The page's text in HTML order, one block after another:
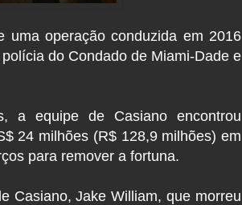
uma operação conduzida em 2016
do Condado de Miami-Dade e
a equipe de Casiano encontrou
24 milhões (R$ 128,9 milhões) em
para remover a fortuna.
Casiano, Jake William, que morreu